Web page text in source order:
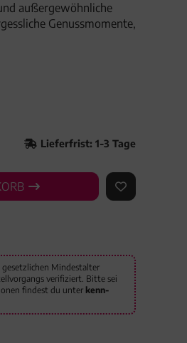
außergewöhnliche
Genussmomente,
Lieferfrist: 1-3 Tage
AUF DEN
Mindestalter
verifiziert. Bitte sei
findest du unter kenn-